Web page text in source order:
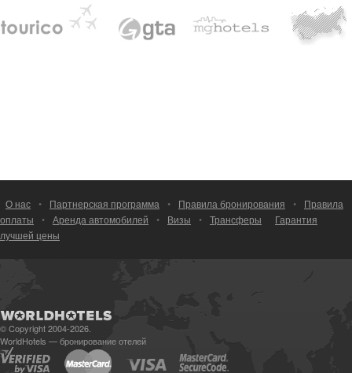
О нас • Партнерская программа • Правила бронирования •
Правила
оплаты
• Аренда автомобилей • Визы • Трансферы
Гарантия
лучшей цены
© Copyright 2004-2026.
WorldHotels — бронирование отелей